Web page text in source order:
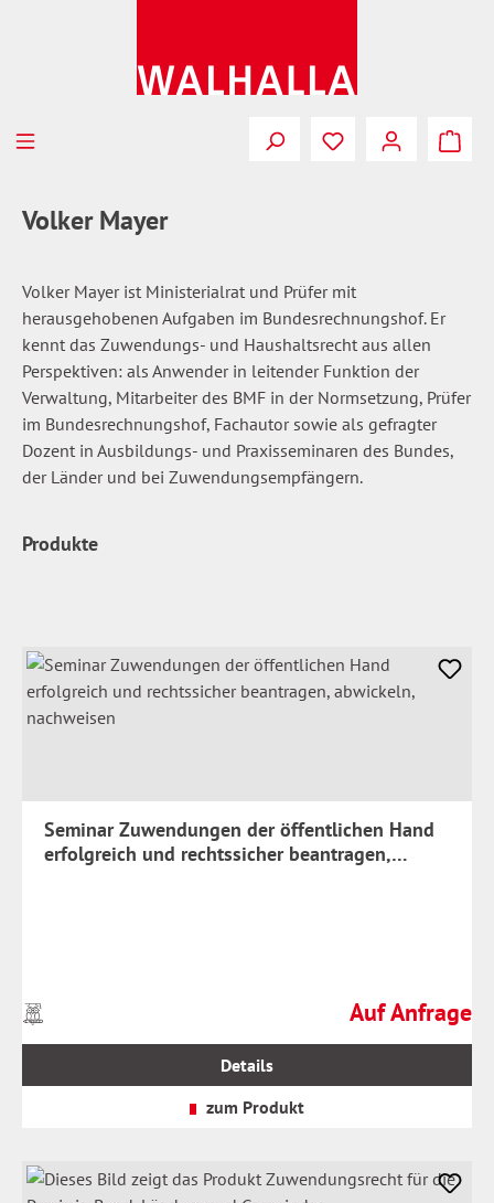
Du hast 0
Volker Mayer
Volker Mayer ist Ministerialrat und Prüfer mit
herausgehobenen Aufgaben im Bundesrechnungshof. Er
kennt das Zuwendungs- und Haushaltsrecht aus allen
Perspektiven: als Anwender in leitender Funktion der
Verwaltung, Mitarbeiter des BMF in der Normsetzung, Prüfer
im Bundesrechnungshof, Fachautor sowie als gefragter
Dozent in Ausbildungs- und Praxisseminaren des Bundes,
der Länder und bei Zuwendungsempfängern.
Produkte
Seminar Zuwendungen der öffentlichen Hand
erfolgreich und rechtssicher beantragen,
Regulärer Preis:
Auf Anfrage
Preise
inkl.
Details
zum Produkt